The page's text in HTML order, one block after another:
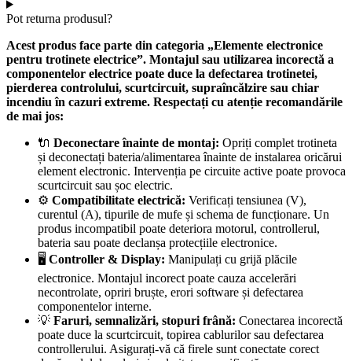
Pot returna produsul?
Acest produs face parte din categoria „Elemente electronice
pentru trotinete electrice”. Montajul sau utilizarea incorectă a
componentelor electrice poate duce la defectarea trotinetei,
pierderea controlului, scurtcircuit, supraîncălzire sau chiar
incendiu în cazuri extreme. Respectați cu atenție recomandările
de mai jos:
🔌 Deconectare înainte de montaj: Opriți complet trotineta
și deconectați bateria/alimentarea înainte de instalarea oricărui
element electronic. Intervenția pe circuite active poate provoca
scurtcircuit sau șoc electric.
⚙️ Compatibilitate electrică: Verificați tensiunea (V),
curentul (A), tipurile de mufe și schema de funcționare. Un
produs incompatibil poate deteriora motorul, controllerul,
bateria sau poate declanșa protecțiile electronice.
🖥️ Controller & Display: Manipulați cu grijă plăcile
electronice. Montajul incorect poate cauza accelerări
necontrolate, opriri bruște, erori software și defectarea
componentelor interne.
💡 Faruri, semnalizări, stopuri frână: Conectarea incorectă
poate duce la scurtcircuit, topirea cablurilor sau defectarea
controllerului. Asigurați-vă că firele sunt conectate corect